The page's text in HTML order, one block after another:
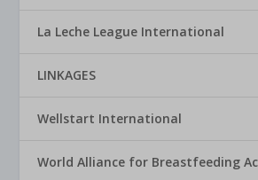
La Leche League International
LINKAGES
Wellstart International
World Alliance for Breastfeeding